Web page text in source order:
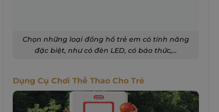
Chọn những loại đồng hồ trẻ em có tính năng
đặc biệt, như có đèn LED, có báo thức,…
Dụng Cụ Chơi Thể Thao Cho Trẻ